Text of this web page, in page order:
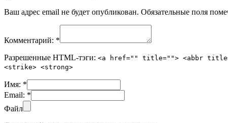
Ваш адрес email не будет опубликован. Обязательные поля
Комментарий: *
Разрешенные HTML-тэги: <a href="" title=""> <abbr
<strike> <strong>
Имя: *
Email: *
Файл